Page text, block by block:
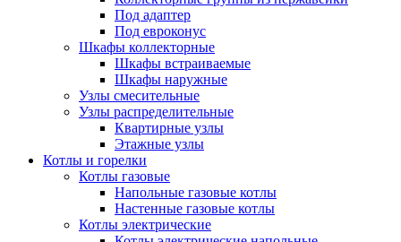
Под адаптер
Под евроконус
Шкафы коллекторные
Шкафы встраиваемые
Шкафы наружные
Узлы смесительные
Узлы распределительные
Квартирные узлы
Этажные узлы
Котлы и горелки
Котлы газовые
Напольные газовые котлы
Настенные газовые котлы
Котлы электрические